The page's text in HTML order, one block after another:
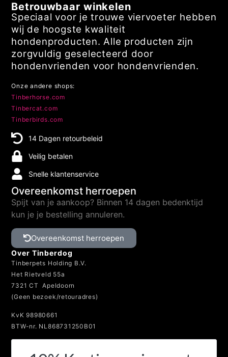
Betrouwbaar winkelen
Speciaal voor je trouwe viervoeter hebben
wij de hoogste kwaliteit
hondenproducten. Alle producten zijn
zorgvuldig geselecteerd door
hondenvrienden voor hondenvrienden.
Onze andere shops:
Tinberhorse.com
Tinbercat.com
Tinberbirds.com
14 Dagen retourbeleid
Veilig betalen
Snelle klantenservice
Overeenkomst herroepen
Spijt van je aankoop? Binnen 14 dagen bedenktijd
kun je je bestelling annuleren.
Overeenkomst herroepen
Over Tinberdog
Tinberpets Holding B.V.
Het Rietveld 55a
7321 CT Apeldoorn
(Geen bezoek/retouradres)
KvK 98980661
BTW-nr. NL868731250B01